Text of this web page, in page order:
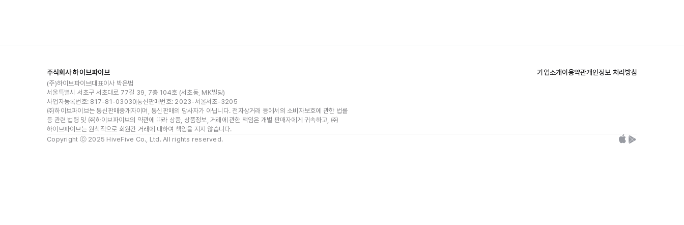
주식회사 하이브파이브 기업소개이용약관개인정보 처리방침
(주)하이브파이브대표이사 박은범
서울특별시 서초구 서초대로 77길 39, 7층 104호 (서초동, MK빌딩)
사업자등록번호: 817-81-03030통신판매번호: 2023-서울서초-3205
㈜하이브파이브는 통신판매중개자이며, 통신판매의 당사자가 아닙니다. 전자상거래 등에서의 소비자보호에 관한 법률
등 관련 법령 및 ㈜하이브파이브의 약관에 따라 상품, 상품정보, 거래에 관한 책임은 개별 판매자에게 귀속하고, ㈜
하이브파이브는 원칙적으로 회원간 거래에 대하여 책임을 지지 않습니다.
Copyright ⓒ 2025 HiveFive Co., Ltd. All rights reserved.